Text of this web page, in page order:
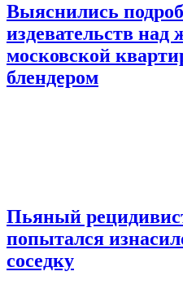
Выяснились
издевательств
московской
блендером
Пьяный
попытался
соседку